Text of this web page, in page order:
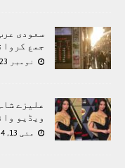
سعودی
جمع
نومبر 23, 2022
علیزے
ویڈیو
مئی 13, 2024